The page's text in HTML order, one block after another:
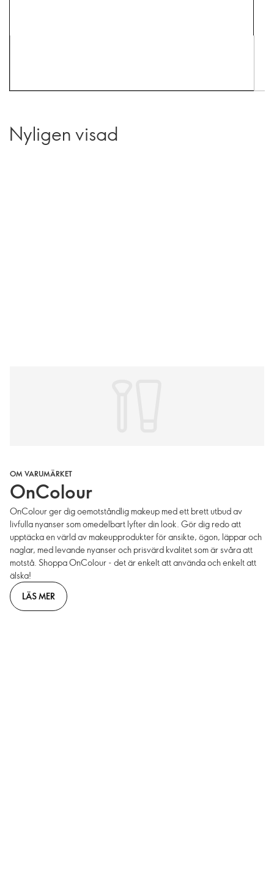
Nyligen visad
OM VARUMÄRKET
OnColour
OnColour ger dig oemotståndlig makeup med ett brett utbud av
livfulla nyanser som omedelbart lyfter din look. Gör dig redo att
upptäcka en värld av makeupprodukter för ansikte, ögon, läppar och
naglar, med levande nyanser och prisvärd kvalitet som är svåra att
motstå. Shoppa OnColour - det är enkelt att använda och enkelt att
älska!
LÄS MER